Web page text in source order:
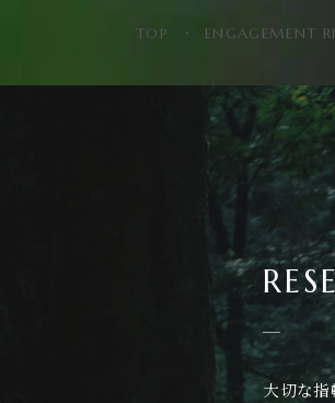
TOP ENGAGEMENT
大切な